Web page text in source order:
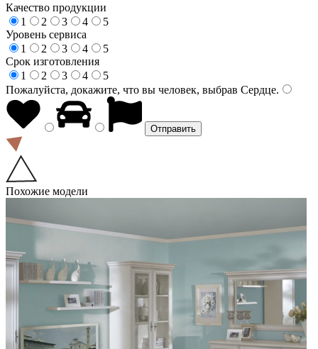
Качество продукции
1
2 3 4
5
Уровень сервиса
1
2 3 4
5
Срок изготовления
1
2 3 4
5
Пожалуйста, докажите, что вы человек, выбрав Сердце.
Похожие модели